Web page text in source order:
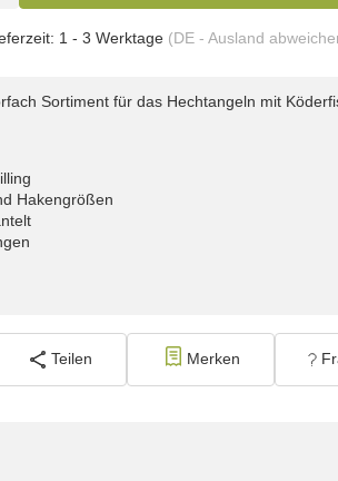
1 - 3 Werktage (DE - Ausland
Sortiment für das Hechtangeln mit
Hakengrößen
Teilen Merken